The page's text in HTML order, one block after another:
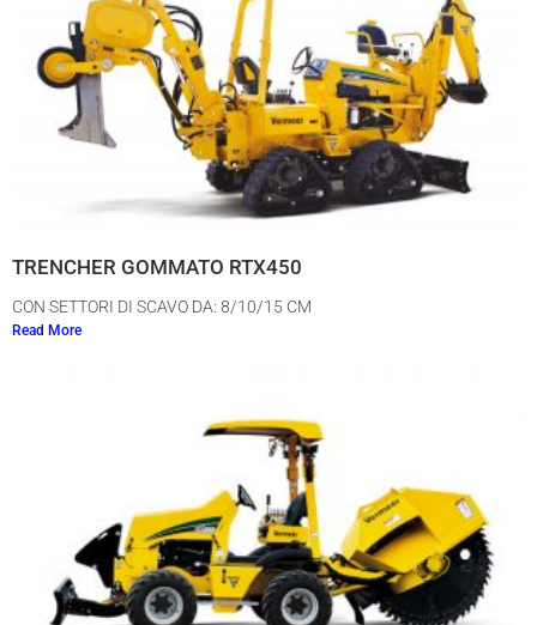
TRENCHER GOMMATO RTX450
CON SETTORI DI SCAVO DA: 8/10/15 CM
Read More